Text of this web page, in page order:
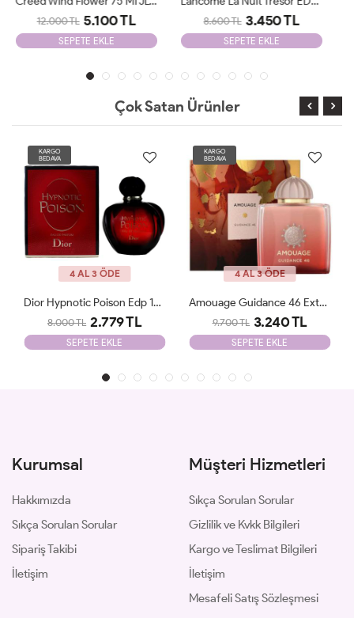
8.600 TL 3.450 TL
SEPETE EKLE
6.500 TL 2.205 TL
SEPETE EKLE
Çok Satan Ürünler
KARGO
BEDAVA
4 AL 3 ÖDE
Amouage Guidance 46 Extrait De Parfum JLT
9.700 TL 3.240 TL
SEPETE EKLE
KARGO
BEDAVA
4 AL 3 ÖDE
Parfums De Marly Delina EDP 75 Ml JLT
8.700 TL 2.500 TL
SEPETE EKLE
Kurumsal
Hakkımızda
Sıkça Sorulan Sorular
Sipariş Takibi
İletişim
Müşteri Hizmetleri
Sıkça Sorulan Sorular
Gizlilik ve Kvkk Bilgileri
Kargo ve Teslimat Bilgileri
İletişim
Mesafeli Satış Sözleşmesi